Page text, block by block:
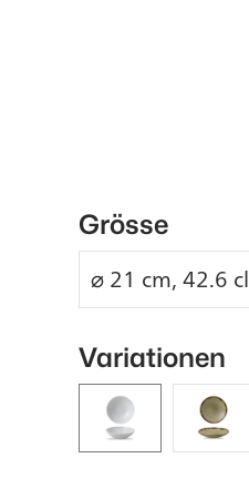
Grösse
⌀ 21 cm, 42.6 cl
Variationen